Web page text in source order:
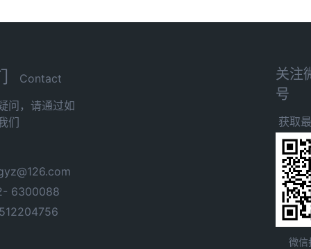
Contact
问，请通过如
们
6300088
关注
号
获取
微信